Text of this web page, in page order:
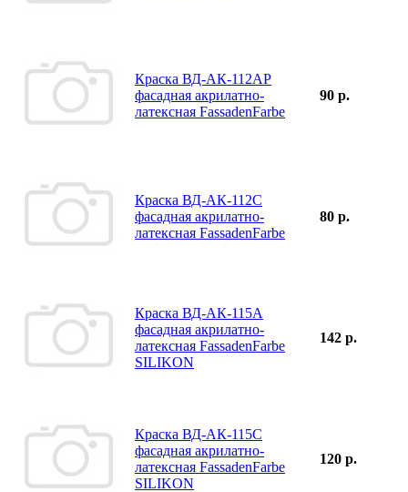
Краска ВД-АК-112АР
фасадная акрилатно-
латексная FassadenFarbe
90 р.
Краска ВД-АК-112С
фасадная акрилатно-
латексная FassadenFarbe
80 р.
Краска ВД-АК-115А
фасадная акрилатно-
латексная FassadenFarbe
SILIKON
142 р.
Краска ВД-АК-115С
фасадная акрилатно-
латексная FassadenFarbe
SILIKON
120 р.